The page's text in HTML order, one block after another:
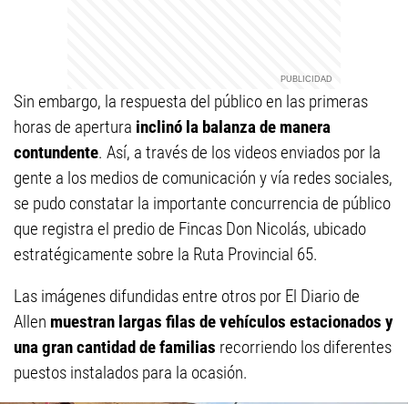
Sin embargo, la respuesta del público en las primeras
horas de apertura inclinó la balanza de manera
contundente. Así, a través de los videos enviados por la
gente a los medios de comunicación y vía redes sociales,
se pudo constatar la importante concurrencia de público
que registra el predio de Fincas Don Nicolás, ubicado
estratégicamente sobre la Ruta Provincial 65.
Las imágenes difundidas entre otros por El Diario de
Allen muestran largas filas de vehículos estacionados y
una gran cantidad de familias recorriendo los diferentes
puestos instalados para la ocasión.